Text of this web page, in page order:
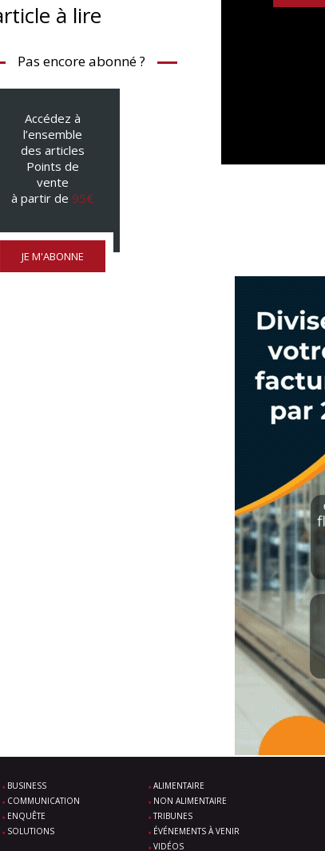
à lire
Pas encore abonné ?
Accédez à
l’ensemble
des articles
Points de
vente
à partir de 95€
JE M'ABONNE
BUSINESS
COMMUNICATION
ENQUÊTE
SOLUTIONS
ALIMENTAIRE
NON ALIMENTAIRE
TRIBUNES
ÉVÉNEMENTS À VENIR
VIDÉOS